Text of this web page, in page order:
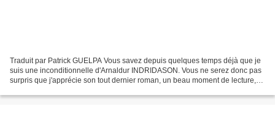
Traduit par Patrick GUELPA Vous savez depuis quelques temps déjà que je
suis une inconditionnelle d'Arnaldur INDRIDASON. Vous ne serez donc pas
surpris que j'apprécie son tout dernier roman, un beau moment de lecture,